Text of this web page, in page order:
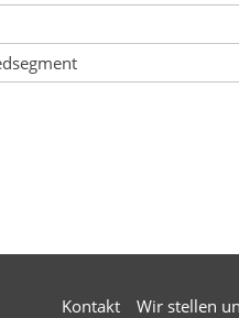
Kontakt Wir stellen